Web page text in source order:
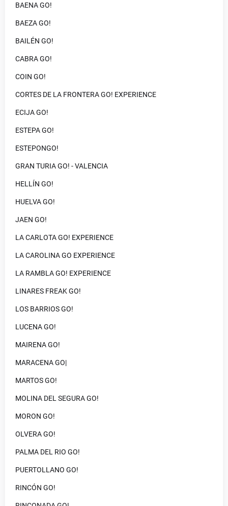
BAENA GO!
BAEZA GO!
BAILÉN GO!
CABRA GO!
COIN GO!
CORTES DE LA FRONTERA GO! EXPERIENCE
ECIJA GO!
ESTEPA GO!
ESTEPONGO!
GRAN TURIA GO! - VALENCIA
HELLÍN GO!
HUELVA GO!
JAEN GO!
LA CARLOTA GO! EXPERIENCE
LA CAROLINA GO EXPERIENCE
LA RAMBLA GO! EXPERIENCE
LINARES FREAK GO!
LOS BARRIOS GO!
LUCENA GO!
MAIRENA GO!
MARACENA GO|
MARTOS GO!
MOLINA DEL SEGURA GO!
MORON GO!
OLVERA GO!
PALMA DEL RIO GO!
PUERTOLLANO GO!
RINCÓN GO!